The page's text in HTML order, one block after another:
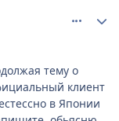
тему о
клиент
в Японии